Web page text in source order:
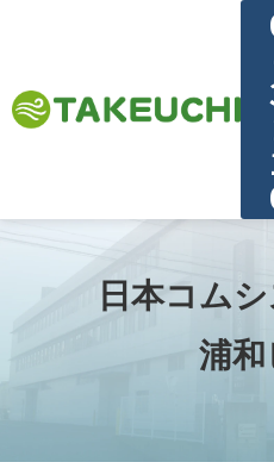
選ばれ
施工
日本コム
浦